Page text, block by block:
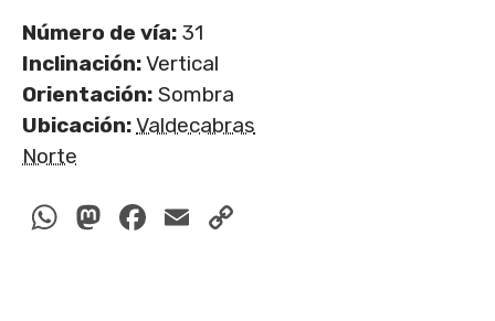
Número de vía: 31
Inclinación:Vertical
Orientación: Sombra
Ubicación:Valdecabras
Norte
WhatsApp
Mastodon
Facebook
Email